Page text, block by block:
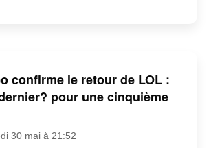
confirme le retour de LOL :
pour une cinquième
30 mai à 21:52